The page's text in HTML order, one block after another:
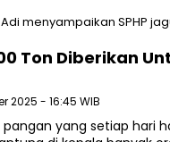
Ton Diberikan
2025 - 16:45 WIB
pangan yang setiap hari